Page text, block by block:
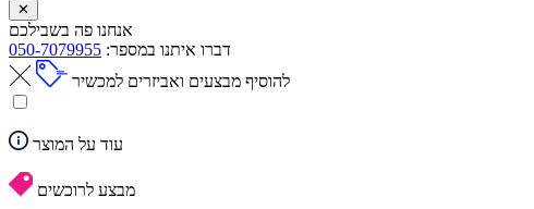
✕
אנחנו פה בשבילכם
דברו איתנו במספר: 050-7079955
להוסיף מבצעים ואביזרים למכשיר
עוד על המוצר
מבצע לרוכשים